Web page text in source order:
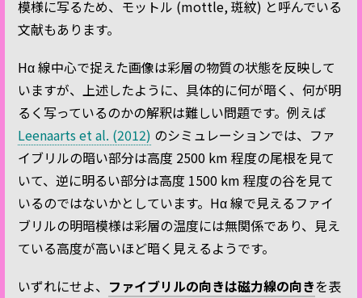
模様に写るため、モットル (mottle, 斑紋) と呼んでいる
文献もあります。
Hα 線中心で捉えた画像は彩層の物質の状態を反映して
いますが、上述したように、具体的に何が暗く、何が明
るく写っているのかの解釈は難しい問題です。例えば
Leenaarts et al. (2012) のシミュレーションでは、ファ
イブリルの暗い部分は高度 2500 km 程度の尾根を見て
いて、逆に明るい部分は高度 1500 km 程度の谷を見て
いるのではないかとしています。Hα 線で見えるファイ
ブリルの明暗模様は彩層の温度には無関係であり、見え
ている高度が高いほど暗く見えるようです。
いずれにせよ、 ファイブリルの向きは磁力線の向きを表